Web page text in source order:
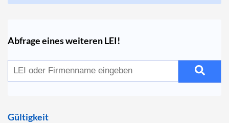
Abfrage eines weiteren LEI!
Gültigkeit